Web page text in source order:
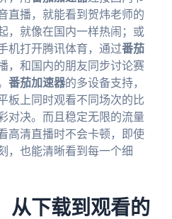
直播，就能看到贺炜老师的
，就像在国内一样热闹；或
机打开腾讯体育，通过番茄
，和国内的朋友同步讨论赛
番茄加速器的多设备支持，
板上同时观看不同场次的比
对决。而且稳定无限的流量
高清直播时不会卡顿，即使
，也能清晰看到每一个细
从下载到观看的